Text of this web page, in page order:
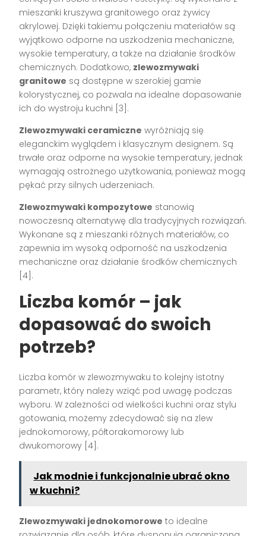
mieszanki kruszywa granitowego oraz żywicy
akrylowej. Dzięki takiemu połączeniu materiałów są
wyjątkowo odporne na uszkodzenia mechaniczne,
wysokie temperatury, a także na działanie środków
chemicznych. Dodatkowo, zlewozmywaki
granitowe są dostępne w szerokiej gamie
kolorystycznej, co pozwala na idealne dopasowanie
ich do wystroju kuchni [3].
Zlewozmywaki ceramiczne wyróżniają się
eleganckim wyglądem i klasycznym designem. Są
trwałe oraz odporne na wysokie temperatury, jednak
wymagają ostrożnego użytkowania, ponieważ mogą
pękać przy silnych uderzeniach.
Zlewozmywaki kompozytowe stanowią
nowoczesną alternatywę dla tradycyjnych rozwiązań.
Wykonane są z mieszanki różnych materiałów, co
zapewnia im wysoką odporność na uszkodzenia
mechaniczne oraz działanie środków chemicznych
[4].
Liczba komór – jak
dopasować do swoich
potrzeb?
Liczba komór w zlewozmywaku to kolejny istotny
parametr, który należy wziąć pod uwagę podczas
wyboru. W zależności od wielkości kuchni oraz stylu
gotowania, możemy zdecydować się na zlew
jednokomorowy, półtorakomorowy lub
dwukomorowy [4].
Jak modnie i funkcjonalnie ubrać okno
w kuchni?
Zlewozmywaki jednokomorowe to idealne